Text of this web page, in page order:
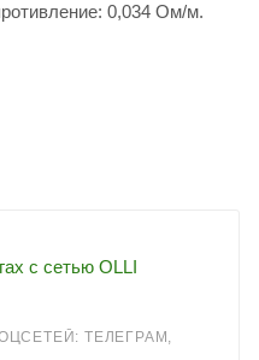
0,034 Ом/м.
ТЕЛЕГРАМ,